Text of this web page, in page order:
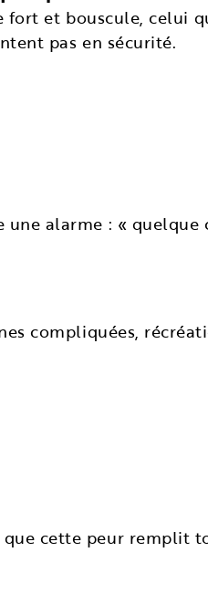
et bouscule, celui
pas en sécurité.
alarme : « quelque
compliquées,
cette peur remplit